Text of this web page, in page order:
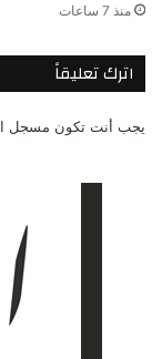
منذ 7 ساعات
اترك تعليقاً
يجب أنت تكون مسجل